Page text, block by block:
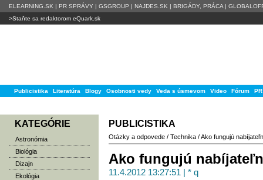
ELEARNING.SK | PR SPRÁVY | GSGROUP | NAJDES.SK | BRIGÁDY, PRÁCA |
>Staňte sa redaktorom eQuark.sk
Publicistika Literatúra Blogy Osobnosti vedy Veda s úsmevom Video Fórum
KATEGÓRIE
Astronómia
Biológia
Dizajn
Ekológia
PUBLICISTIKA
Otázky a odpovede / Technika /Ako fungujú
Ako fungujú
11.4.2012 13:27:51 | * q